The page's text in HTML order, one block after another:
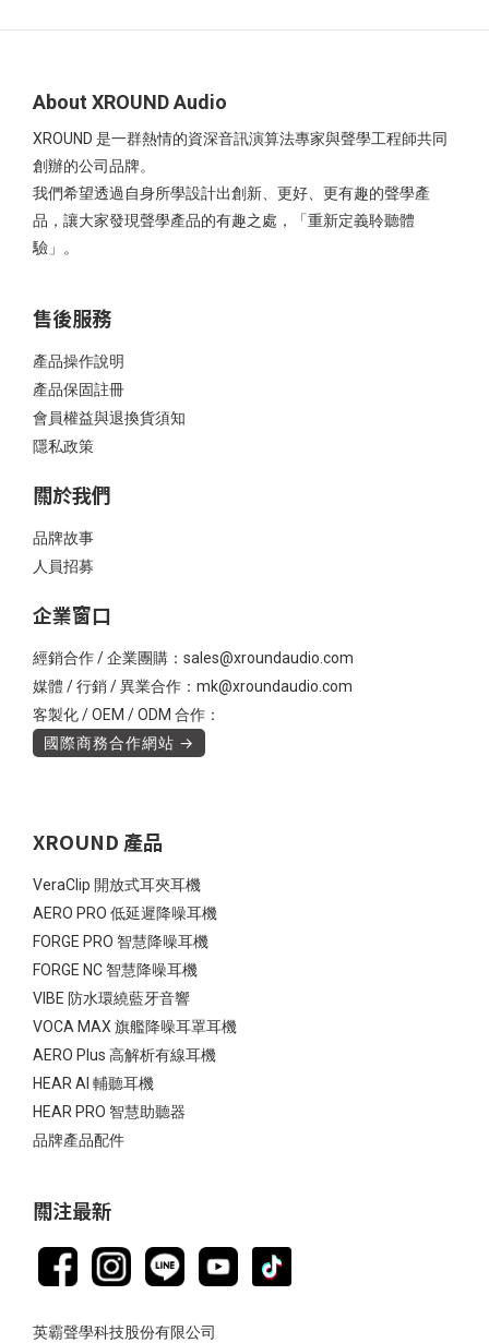
About XROUND Audio
XROUND 是一群熱情的資深音訊演算法專家與聲學工程師共同
創辦的公司品牌。
我們希望透過自身所學設計出創新、更好、更有趣的聲學產
品，讓大家發現聲學產品的有趣之處，「重新定義聆聽體
驗」。
售後服務
產品操作說明
產品保固註冊
會員權益與退換貨須知
隱私政策
關於我們
品牌故事
人員招募
企業窗口
經銷合作 / 企業團購：sales@xroundaudio.com
媒體 / 行銷 / 異業合作：mk@xroundaudio.com
客製化 / OEM / ODM 合作：
國際商務合作網站 →
XROUND 產品
VeraClip 開放式耳夾耳機
AERO PRO 低延遲降噪耳機
FORGE PRO 智慧降噪耳機
FORGE NC 智慧降噪耳機
VIBE 防水環繞藍牙音響
VOCA MAX 旗艦降噪耳罩耳機
AERO Plus 高解析有線耳機
HEAR AI 輔聽耳機
HEAR PRO 智慧助聽器
品牌產品配件
關注最新
英霸聲學科技股份有限公司